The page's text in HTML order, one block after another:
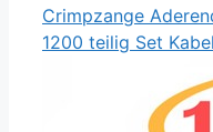
Crimpzange
1200 teilig Set